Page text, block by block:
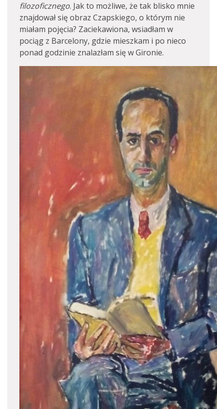
filozoficznego. Jak to możliwe, że tak blisko mnie
znajdował się obraz Czapskiego, o którym nie
miałam pojęcia? Zaciekawiona, wsiadłam w
pociąg z Barcelony, gdzie mieszkam i po nieco
ponad godzinie znalazłam się w Gironie.